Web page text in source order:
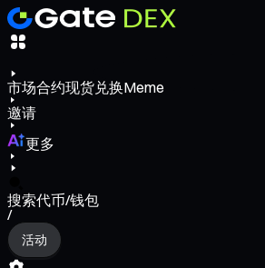
市场合约现货兑换Meme
邀请
更多
搜索代币/钱包
/
活动